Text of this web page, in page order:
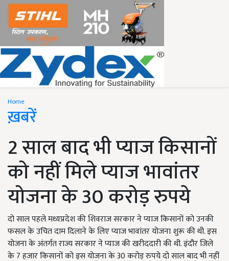
Home
ख़बरें
2 साल बाद भी प्याज किसानों
को नहीं मिले प्याज भावांतर
योजना के 30 करोड़ रुपये
दो साल पहले मध्यप्रदेश की शिवराज सरकार ने प्याज किसानों को उनकी
फसल के उचित दाम दिलाने के लिए प्याज भावांतर योजना शुरू की थी. इस
योजना के अंतर्गत राज्य सरकार ने प्याज की खरीददारी की थी. इंदौर जिले
के 7 हजार किसानों को इस योजना के 30 करोड़ रुपये दो साल बाद भी नहीं